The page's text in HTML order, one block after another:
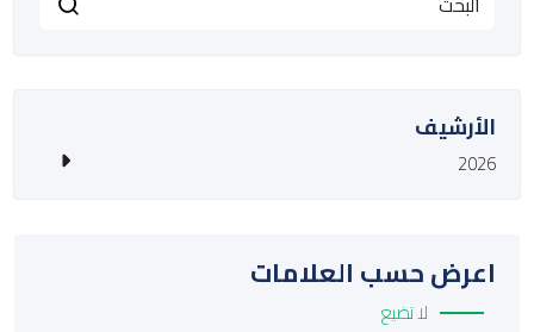
الأرشيف
2026
اعرض حسب العلامات
لا تضيع